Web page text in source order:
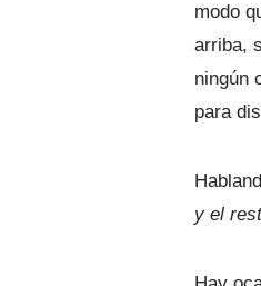
modo
arriba,
ningún
para
y el